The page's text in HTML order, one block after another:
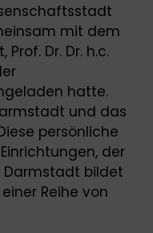
mit dem
Dr. Dr. h.c.
hatte.
und das
persönliche
der
Darmstadt bildet
Reihe von